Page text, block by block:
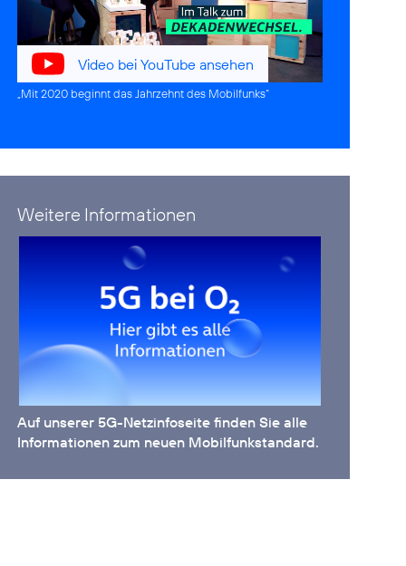
Video bei YouTube ansehen
„Mit 2020 beginnt das Jahrzehnt des Mobilfunks“
Weitere Informationen
Auf unserer 5G-Netzinfoseite finden Sie alle
Informationen zum neuen Mobilfunkstandard.